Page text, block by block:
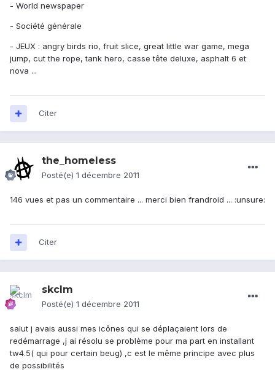
- World newspaper
- Société générale
- JEUX : angry birds rio, fruit slice, great little war game, mega
jump, cut the rope, tank hero, casse tête deluxe, asphalt 6 et
nova ...
Citer
the_homeless
Posté(e) 1 décembre 2011
146 vues et pas un commentaire ... merci bien frandroid ... :unsure:
Citer
skclm
Posté(e) 1 décembre 2011
salut j avais aussi mes icônes qui se déplaçaient lors de
redémarrage ,j ai résolu se problème pour ma part en installant
tw4.5( qui pour certain beug) ,c est le même principe avec plus
de possibilités